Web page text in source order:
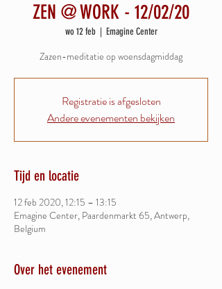
ZEN @ WORK - 12/02/20
wo 12 feb
  |
Emagine Center
Zazen-meditatie op woensdagmiddag
Registratie is afgesloten
Andere evenementen bekijken
Tijd en locatie
12 feb 2020, 12:15 – 13:15
Emagine Center, Paardenmarkt 65, Antwerp,
Belgium
Over het evenement